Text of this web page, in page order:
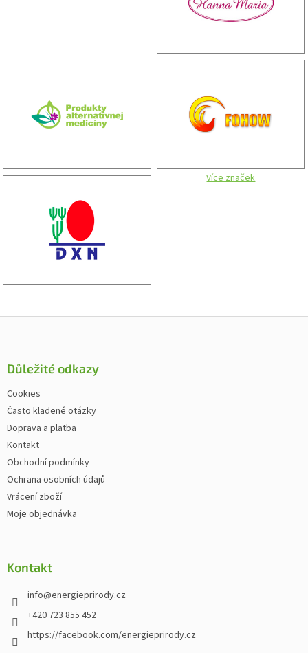
Více značek
Zápatí
Důležité odkazy
Cookies
Často kladené otázky
Doprava a platba
Kontakt
Obchodní podmínky
Ochrana osobních údajů
Vrácení zboží
Moje objednávka
Kontakt
info@energieprirody.cz
+420 723 855 452
https://facebook.com/energieprirody.cz